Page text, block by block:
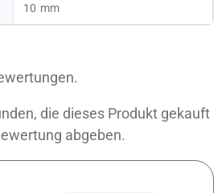
10
die dieses Produkt gekauft
abgeben.